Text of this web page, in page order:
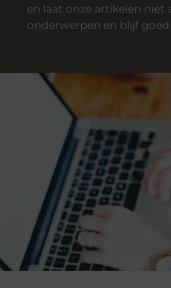
en laat onze artikelen niet
onderwerpen en blijf